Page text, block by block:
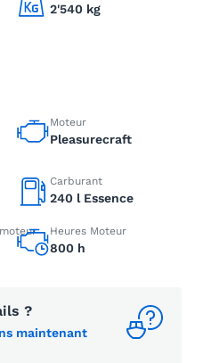
2'540 kg
Moteur
Pleasurecraft
Carburant
240 l Essence
Heures Moteur
800 h
?
maintenant